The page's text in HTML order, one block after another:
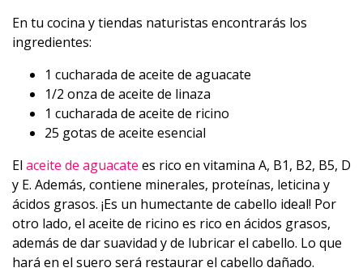
En tu cocina y tiendas naturistas encontrarás los
ingredientes:
1 cucharada de aceite de aguacate
1/2 onza de aceite de linaza
1 cucharada de aceite de ricino
25 gotas de aceite esencial
El aceite de aguacate es rico en vitamina A, B1, B2, B5, D
y E. Además, contiene minerales, proteínas, leticina y
ácidos grasos. ¡Es un humectante de cabello ideal! Por
otro lado, el aceite de ricino es rico en ácidos grasos,
además de dar suavidad y de lubricar el cabello. Lo que
hará en el suero será restaurar el cabello dañado.